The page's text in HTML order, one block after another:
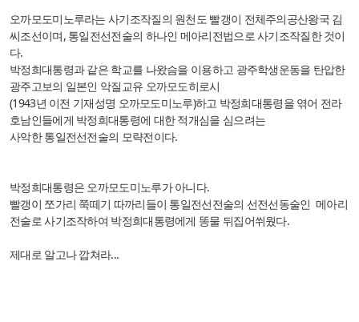
오까모도미노루라는 사기조작질의 원천도 빨갱이 전체주의공산왕국 김
씨조선이며, 통일전선전술의 하나인 메아리전법으로 사기조작질한 것이
다.
박정희대통령과 같은 학교를 나왔슴을 이용하고 광주학생운동을 탄압한
광주고보의 일본인 악질교유 오까모도히로시
(1943년 이전 기재성명 오까모도미노루)하고 박정희대통령을 엮어 전라
호남인들에게 박정희대통령에 대한 적개심을 심으려는
사악한 통일전선전술의 모략전이다.
박정희대통령은 오까모도미노루가 아니다.
빨갱이 쪼가리 쭉떼기 따까리들이 통일전선전술의 선전선동술인 메아리
전술로 사기조작하여 박정희대통령에게 똥물 뒤집어쒸웠다.
제대로 알고나 깝쳐라...